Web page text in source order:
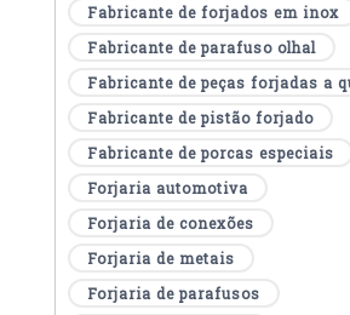
Fabricante de forjados em inox
Fabricante de parafuso olhal
Fabricante de peças forjadas a
Fabricante de pistão forjado
Fabricante de porcas especiais
Forjaria automotiva
Forjaria de conexões
Forjaria de metais
Forjaria de parafusos